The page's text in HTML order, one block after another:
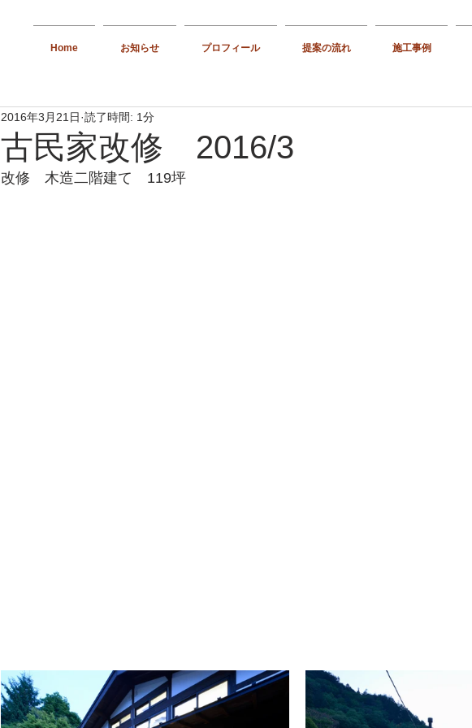
Home お知らせ プロフィール 提案の流れ 施工事例
古民家改修 2016/3
2016年3月21日 読了時間: 1分
改修　木造二階建て　119坪